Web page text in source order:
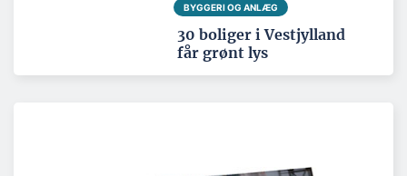
BYGGERI OG ANLÆG
30 boliger i Vestjylland
får grønt lys